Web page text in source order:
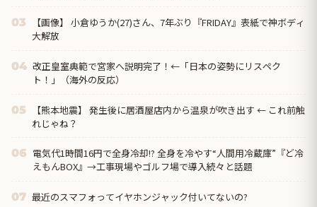
03
【画像】 小倉ゆうか(27)さん、7年ぶり『FRIDAY』表紙で神ボディ
大解放
04 改正皇室典範で宮家へ説明完了！←「日本の姿勢にリスペク
ト！」（海外の反応）
05
【熊本地震】 発生後に居酒屋店内から温泉が吹き出す ← これ前触
れじゃね？
06 電気代1時間16円で全身冷却!? 全身を冷やす“人間用冷蔵庫”『ど冷
えもんBOX』→工事現場やゴルフ場で導入続々と話題
07 最近のスマフォってイヤホンジャック付いてないの?